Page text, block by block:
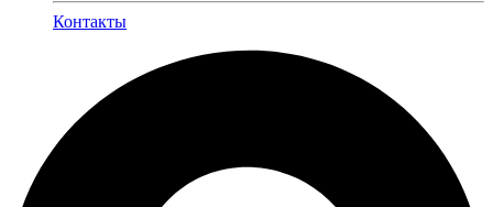
Контакты